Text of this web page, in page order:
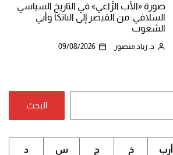
صورة «الأب الرَّاعي» في التاريخ السياسي
السلافي: من القيصر إلى الباتكا وأبي
الشعوب
د. زياد منصور 09/08/2026
البحث
أرب خ ج س د